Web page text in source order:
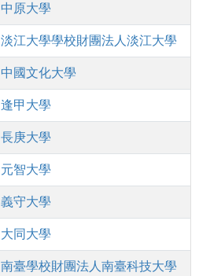
中原大學
淡江大學學校財團法人淡江大學
中國文化大學
逢甲大學
長庚大學
元智大學
義守大學
大同大學
南臺學校財團法人南臺科技大學